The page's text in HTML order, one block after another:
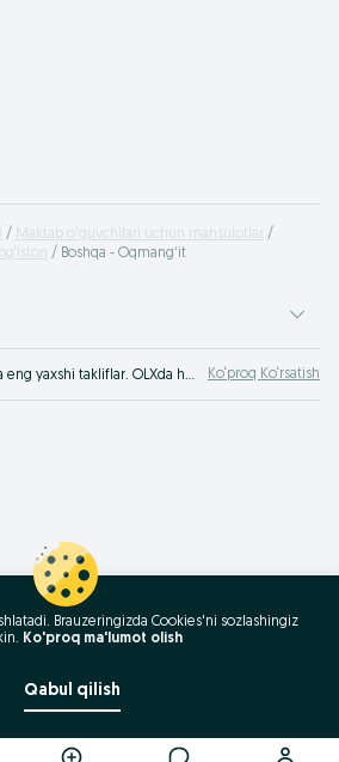
Maktab o'quvchilari uchun mahsulotlar
Boshqa - Oqmangʻit
Oqmangʻit Boshqa bo'limida eng yaxshi takliflar. OLXda hamyonbop narxlarda mahsulot va xizmatlarning katta tanlovi! OLX.uz da ko'plab takliflar! Ko‘proq Ko‘rsatish
Brauzeringizda Cookies'ni sozlashingiz
Ko'proq ma'lumot olish
Qabul qilish